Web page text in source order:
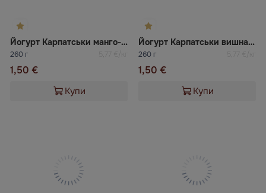
Йогурт Карпатськи манго-маракуя 2,2% Галичина
260 г 5,77 €/кг
1,50 €
Купи
Йогурт Карпатськи вишна-черешна 2,2% Галичина
260 г 5,77 €/кг
1,50 €
Купи